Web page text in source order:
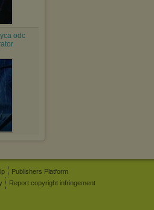
odc
Publishers Platform
Report copyright infringement